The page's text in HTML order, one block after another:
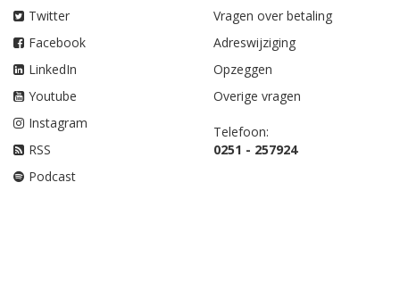
Twitter
Facebook
LinkedIn
Youtube
Instagram
RSS
Podcast
Vragen over betaling
Adreswijziging
Opzeggen
Overige vragen
Telefoon:
0251 - 257924